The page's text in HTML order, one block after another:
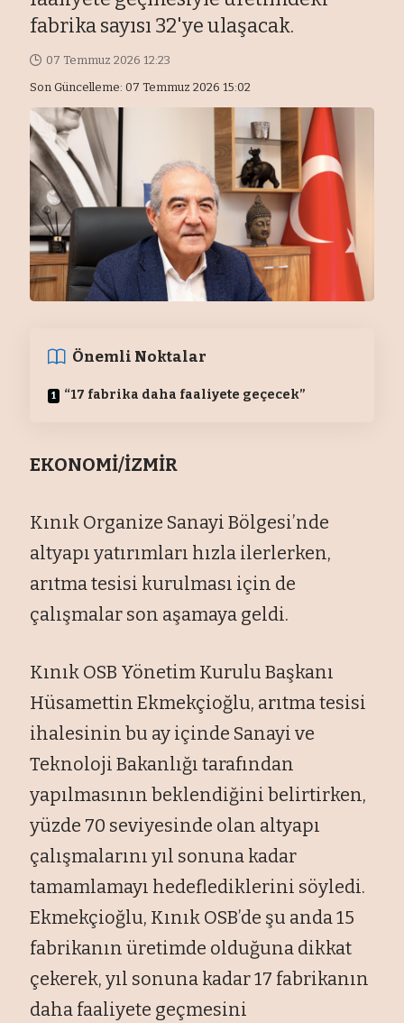
fabrika sayısı 32'ye ulaşacak.
Son Güncelleme: 07 Temmuz 2026 15:02
07 Temmuz 2026 12:23
Önemli Noktalar
“17 fabrika daha faaliyete geçecek”
EKONOMİ/İZMİR
Kınık Organize Sanayi Bölgesi’nde
altyapı yatırımları hızla ilerlerken,
arıtma tesisi kurulması için de
çalışmalar son aşamaya geldi.
Kınık OSB Yönetim Kurulu Başkanı
Hüsamettin Ekmekçioğlu, arıtma tesisi
ihalesinin bu ay içinde Sanayi ve
Teknoloji Bakanlığı tarafından
yapılmasının beklendiğini belirtirken,
yüzde 70 seviyesinde olan altyapı
çalışmalarını yıl sonuna kadar
tamamlamayı hedeflediklerini söyledi.
Ekmekçioğlu, Kınık OSB’de şu anda 15
fabrikanın üretimde olduğuna dikkat
çekerek, yıl sonuna kadar 17 fabrikanın
daha faaliyete geçmesini